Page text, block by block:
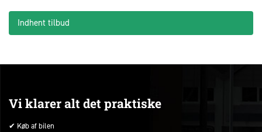
Indhent tilbud
Vi klarer alt det praktiske
✔ Køb af bilen